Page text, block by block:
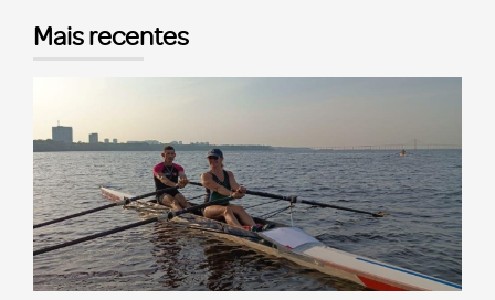
Mais recentes